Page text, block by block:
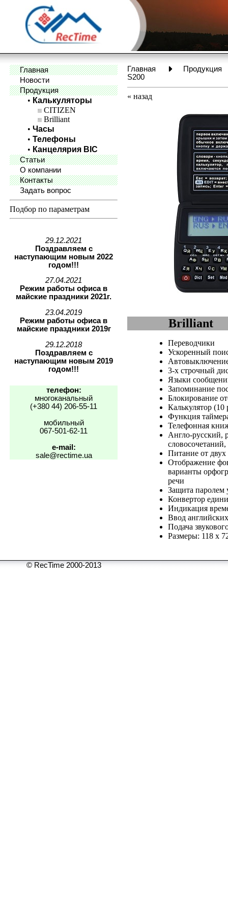
Главная
Новости
Продукция
• Калькуляторы
CITIZEN
Brilliant
• Часы
• Телефоны
• Канцелярия BIC
Статьи
О компании
Контакты
Задать вопрос
Подбор по параметрам
29.12.2021
Поздравляем с
наступающим новым 2022
годом!!!
27.04.2021
Режим работы офиса в
майские праздники 2021г.
23.04.2019
Режим работы офиса в
майские праздники 2019г
29.12.2018
Поздравляем с
наступающим новым 2019
годом!!!
телефон:
многоканальный
(+380 44) 206-55-11
мобильный
067-501-62-11
e-mail:
sale@rectime.ua
Главная
Продукция
S200
« назад
Brilliant
Переводчики
Ускоренный
3-х строчный
Языки
Запоминание
Блокирование
Калькулятор
Функция
Телефонная
Англо-русский,
словосочетаний,
Питание от двух
Отображение
варианты
речи
Защита паролем
Конвертор
Индикация
Ввод
Подача
Размеры: 118 x
© RecTime 2000-2013